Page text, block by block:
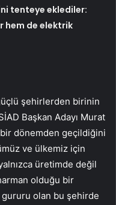
tenteye eklediler:
hem de elektrik
şehirlerden birinin
Başkan Adayı Murat
dönemden geçildiğini
ve ülkemiz için
üretimde değil
olduğu bir
olan bu şehirde